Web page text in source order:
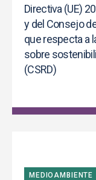
Directiva (UE)
y del Consejo
que respecta a
sobre
(CSRD)
MEDIOAMBIENTE